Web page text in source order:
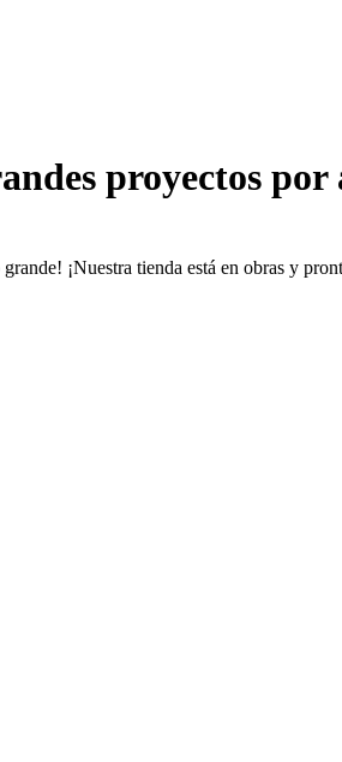
proyectos
grande! ¡Nuestra tienda está en obras y